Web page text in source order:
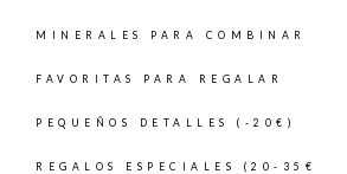
MINERALES PARA COMBINAR
FAVORITAS PARA REGALAR
PEQUEÑOS DETALLES (-20€)
REGALOS ESPECIALES (20-35€